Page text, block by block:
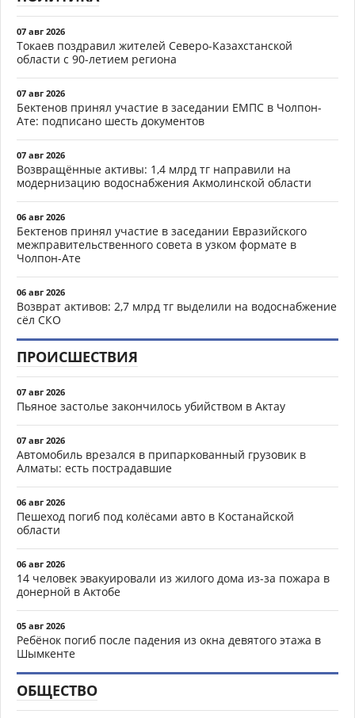
07 авг 2026
Токаев поздравил жителей Северо-Казахстанской
области с 90-летием региона
07 авг 2026
Бектенов принял участие в заседании ЕМПС в Чолпон-
Ате: подписано шесть документов
07 авг 2026
Возвращённые активы: 1,4 млрд тг направили на
модернизацию водоснабжения Акмолинской области
06 авг 2026
Бектенов принял участие в заседании Евразийского
межправительственного совета в узком формате в
Чолпон-Ате
06 авг 2026
Возврат активов: 2,7 млрд тг выделили на водоснабжение
сёл СКО
ПРОИСШЕСТВИЯ
07 авг 2026
Пьяное застолье закончилось убийством в Актау
07 авг 2026
Автомобиль врезался в припаркованный грузовик в
Алматы: есть пострадавшие
06 авг 2026
Пешеход погиб под колёсами авто в Костанайской
области
06 авг 2026
14 человек эвакуировали из жилого дома из-за пожара в
донерной в Актобе
05 авг 2026
Ребёнок погиб после падения из окна девятого этажа в
Шымкенте
ОБЩЕСТВО